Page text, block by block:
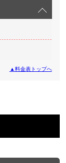
▲料金表トップへ